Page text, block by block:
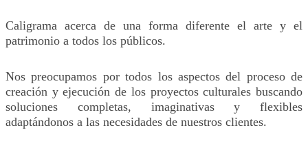
Caligrama acerca de una forma diferente el arte y el
patrimonio a todos los públicos.
Nos preocupamos por todos los aspectos del proceso de
creación y ejecución de los proyectos culturales buscando
soluciones completas, imaginativas y flexibles
adaptándonos a las necesidades de nuestros clientes.